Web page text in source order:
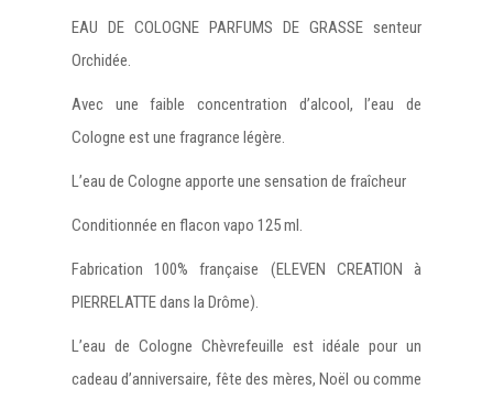
EAU DE COLOGNE PARFUMS DE GRASSE senteur
Orchidée.
Avec une faible concentration d’alcool, l’eau de
Cologne est une fragrance légère.
L’eau de Cologne apporte une sensation de fraîcheur
Conditionnée en flacon vapo 125 ml.
Fabrication 100% française (ELEVEN CREATION à
PIERRELATTE dans la Drôme).
L’eau de Cologne Chèvrefeuille est idéale pour un
cadeau d’anniversaire, fête des mères, Noël ou comme